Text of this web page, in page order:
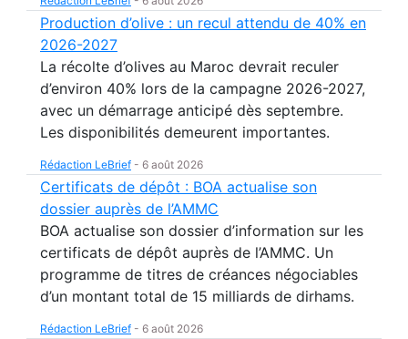
Production d’olive : un recul attendu de 40% en
2026-2027
La récolte d’olives au Maroc devrait reculer
d’environ 40% lors de la campagne 2026-2027,
avec un démarrage anticipé dès septembre.
Les disponibilités demeurent importantes.
Rédaction LeBrief - 6 août 2026
Certificats de dépôt : BOA actualise son
dossier auprès de l’AMMC
BOA actualise son dossier d’information sur les
certificats de dépôt auprès de l’AMMC. Un
programme de titres de créances négociables
d’un montant total de 15 milliards de dirhams.
Rédaction LeBrief - 6 août 2026